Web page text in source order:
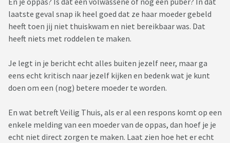
laatste geval snap ik heel goed dat ze haar moeder gebeld
heeft toen jij niet thuiskwam en niet bereikbaar was. Dat
heeft niets met roddelen te maken.
Je legt in je bericht echt alles buiten jezelf neer, maar ga
eens echt kritisch naar jezelf kijken en bedenk wat je kunt
doen om een (nog) betere moeder te worden.
En wat betreft Veilig Thuis, als er al een respons komt op een
enkele melding van een moeder van de oppas, dan hoef je je
echt niet direct zorgen te maken. Laat zien hoe het er echt